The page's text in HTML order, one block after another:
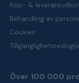
Köp- &
Behandling av
Cookies
Över 100 000